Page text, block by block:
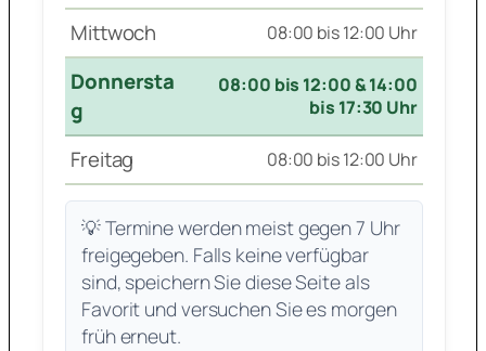
Mittwoch 08:00 bis 12:00 Uhr
Donnersta
g
08:00 bis 12:00 & 14:00
bis 17:30 Uhr
Freitag 08:00 bis 12:00 Uhr
💡 Termine werden meist gegen 7 Uhr
freigegeben. Falls keine verfügbar
sind, speichern Sie diese Seite als
Favorit und versuchen Sie es morgen
früh erneut.